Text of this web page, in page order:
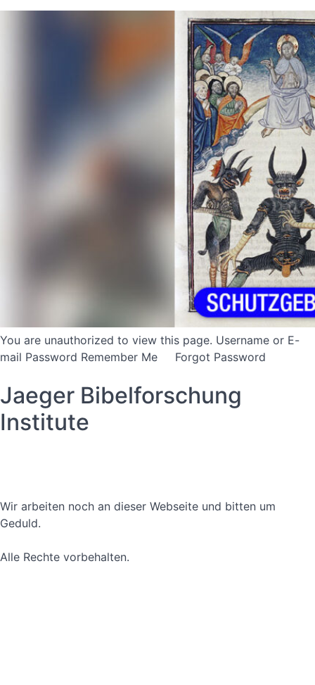
You are unauthorized to view this page. Username or E-
mail Password Remember Me Forgot Password
Jaeger Bibelforschung
Institute
Wir arbeiten noch an dieser Webseite und bitten um
Geduld.
Alle Rechte vorbehalten.